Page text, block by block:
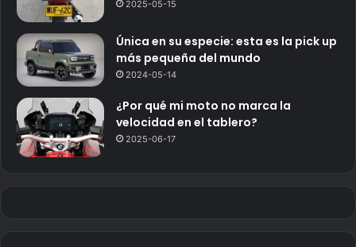
2025-05-15
Única en su especie: esta es la pick up
más pequeña del mundo
2024-05-14
¿Por qué mi moto no marca la
velocidad en el tablero?
2025-06-17